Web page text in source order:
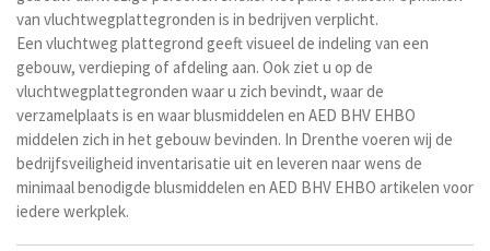
van vluchtwegplattegronden is in bedrijven verplicht.
Een vluchtweg plattegrond geeft visueel de indeling van een
gebouw, verdieping of afdeling aan. Ook ziet u op de
vluchtwegplattegronden waar u zich bevindt, waar de
verzamelplaats is en waar blusmiddelen en AED BHV EHBO
middelen zich in het gebouw bevinden. In Drenthe voeren wij de
bedrijfsveiligheid inventarisatie uit en leveren naar wens de
minimaal benodigde blusmiddelen en AED BHV EHBO artikelen voor
iedere werkplek.